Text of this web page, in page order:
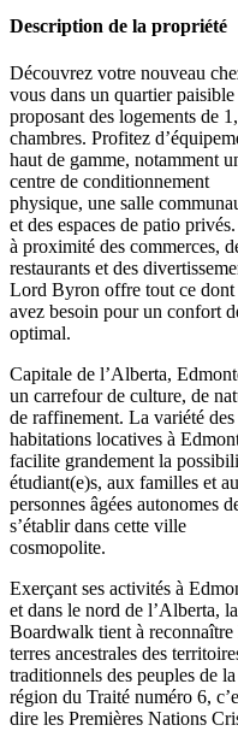
Description de la propriété
Découvrez votre nouveau
vous dans un quartier paisible
proposant des logements de
chambres. Profitez
haut de gamme, notamment
centre de conditionnement
physique, une salle
et des espaces de patio
à proximité des commerces,
restaurants et des
Lord Byron offre tout ce dont
avez besoin pour un confort
optimal.
Capitale de l’Alberta,
un carrefour de culture, de
de raffinement. La variété des
habitations locatives à
facilite grandement la
étudiant(e)s, aux familles et
personnes âgées autonomes
s’établir dans cette ville
cosmopolite.
Exerçant ses activités à
et dans le nord de l’Alberta,
Boardwalk tient à reconnaître
terres ancestrales des
traditionnels des peuples de la
région du Traité numéro 6,
dire les Premières Nations